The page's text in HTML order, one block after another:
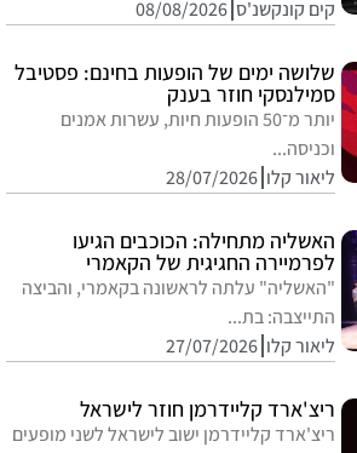
קים קונקשנ'ס 08/08/2026
שלושה ימים של הופעות בחינם: פסטיבל
סמילנסקי חוזר בענק
יותר מ־50 הופעות חיות, עשרות אמנים
וכניסה...
ליאור קלו 28/07/2026
האשליה מתחילה: הכוכבים הגיעו
לפרמיירה החגיגית של הקאמרי
"האשליה" עלתה לראשונה בקאמרי, והביצה
התייצבה: בת...
ליאור קלו 27/07/2026
ריצ'ארד קליידרמן חוזר לישראל
ריצ'ארד קליידרמן ישוב לישראל לשני מופעים